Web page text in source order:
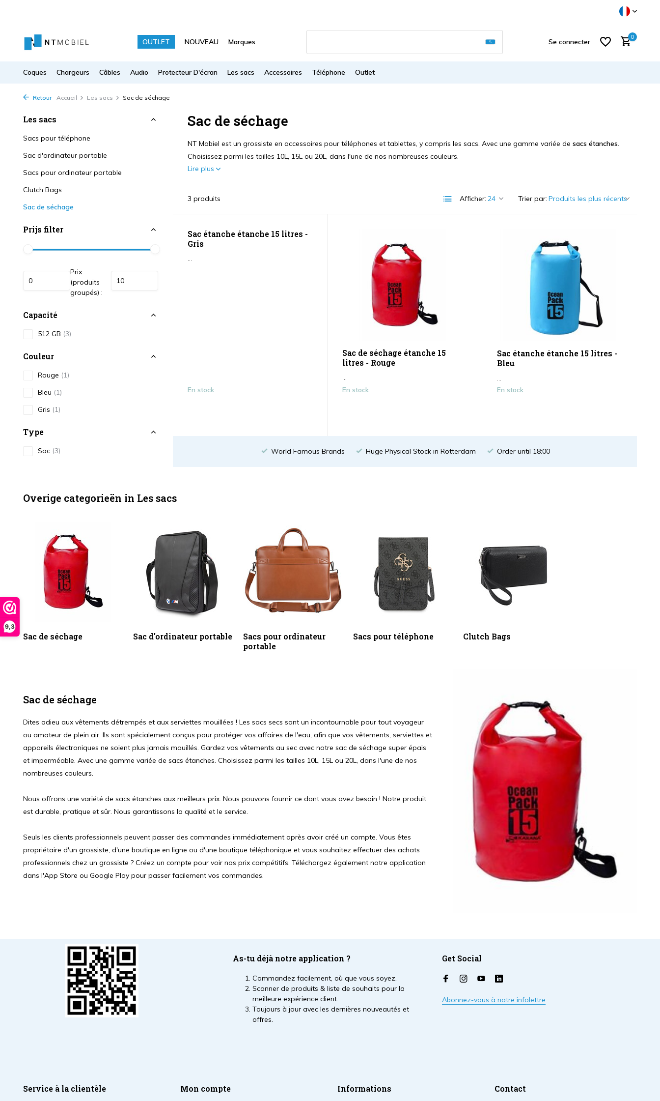
9,3
OUTLET NOUVEAU Marques
Utilisez les flèches haut et bas pour
Se connecter
0
Coques Chargeurs Câbles Audio Protecteur D'écran Les sacs Accessoires Téléphone Outlet
Retour Accueil Les sacs Sac de séchage
Les sacs
Sacs pour téléphone
Sac d'ordinateur portable
Sacs pour ordinateur portable
Clutch Bags
Sac de séchage
Prijs filter
Prix
(produits
groupés) :
Capacité
512 GB (3)
Couleur
Rouge (1)
Bleu (1)
Gris (1)
Type
Sac (3)
Sac de séchage
NT Mobiel est un grossiste en accessoires pour téléphones et tablettes, y compris les sacs. Avec une gamme variée de sacs étanches.
Choisissez parmi les tailles 10L, 15L ou 20L, dans l'une de nos nombreuses couleurs.
Lire plus
3 produits Afficher: Trier par:
Sac étanche étanche 15 litres -
Gris
...
En stock
Sac de séchage étanche 15
litres - Rouge
...
En stock
Sac étanche étanche 15 litres -
Bleu
...
En stock
World Famous Brands Huge Physical Stock in Rotterdam Order until 18:00
Overige categorieën in Les sacs
Sac de séchage Sac d'ordinateur portable
Sacs pour ordinateur
portable
Sacs pour téléphone Clutch Bags
Sac de séchage
Dites adieu aux vêtements détrempés et aux serviettes mouillées ! Les sacs secs sont un incontournable pour tout voyageur
ou amateur de plein air. Ils sont spécialement conçus pour protéger vos affaires de l'eau, afin que vos vêtements, serviettes et
appareils électroniques ne soient plus jamais mouillés. Gardez vos vêtements au sec avec notre sac de séchage super épais
et imperméable. Avec une gamme variée de sacs étanches. Choisissez parmi les tailles 10L, 15L ou 20L, dans l'une de nos
nombreuses couleurs.
Nous offrons une variété de sacs étanches aux meilleurs prix. Nous pouvons fournir ce dont vous avez besoin ! Notre produit
est durable, pratique et sûr. Nous garantissons la qualité et le service.
Seuls les clients professionnels peuvent passer des commandes immédiatement après avoir créé un compte. Vous êtes
propriétaire d'un grossiste, d'une boutique en ligne ou d'une boutique téléphonique et vous souhaitez effectuer des achats
professionnels chez un grossiste ? Créez un compte pour voir nos prix compétitifs. Téléchargez également notre application
dans l'App Store ou Google Play pour passer facilement vos commandes.
As-tu déjà notre application ?
Commandez facilement, où que vous soyez.
Scanner de produits & liste de souhaits pour la
meilleure expérience client.
Toujours à jour avec les dernières nouveautés et
offres.
Get Social
Abonnez-vous à notre infolettre
Service à la clientèle Mon compte Informations Contact